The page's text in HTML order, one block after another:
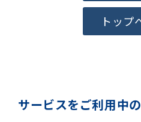
トップ
サービスをご利用中